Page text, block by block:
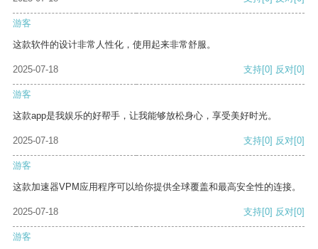
游客
这款软件的设计非常人性化，使用起来非常舒服。
2025-07-18 支持[0] 反对[0]
游客
这款app是我娱乐的好帮手，让我能够放松身心，享受美好时光。
2025-07-18 支持[0] 反对[0]
游客
这款加速器VPM应用程序可以给你提供全球覆盖和最高安全性的连接。
2025-07-18 支持[0] 反对[0]
游客